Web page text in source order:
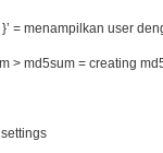
= menampilkan user
> md5sum = creating